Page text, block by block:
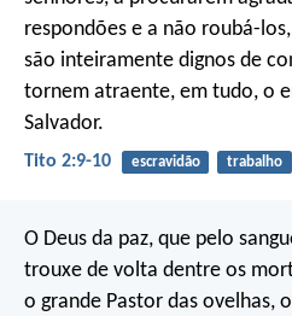
respondões e a não roubá-
são inteiramente dignos de
tornem atraente, em tudo, o
Salvador.
Tito 2:9-10 escravidão trabalho
O Deus da paz, que pelo
trouxe de volta dentre os
o grande Pastor das ovelhas,